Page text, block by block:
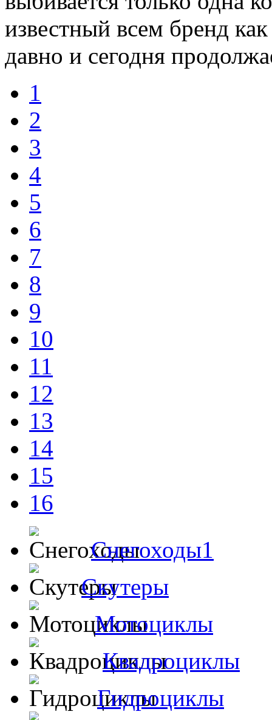
известный всем бренд
давно и сегодня
1
2
3
4
5
6
7
8
9
10
11
12
13
14
15
16
Снегоходы1
Скутеры
Мотоциклы
Квадроциклы
Гидроциклы